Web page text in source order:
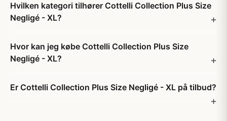
Hvilken kategori tilhører Cottelli Collection Plus Size
Negligé - XL?
Hvor kan jeg købe Cottelli Collection Plus Size
Negligé - XL?
Er Cottelli Collection Plus Size Negligé - XL på tilbud?